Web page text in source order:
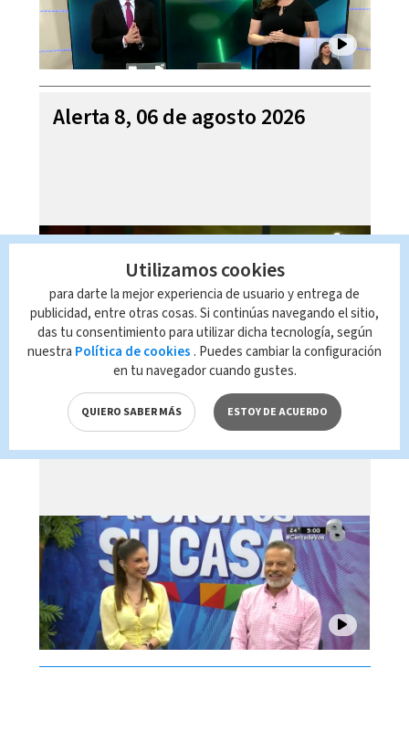
Alerta 8, 06 de agosto 2026
Mi Casa es su Casa, 06 de
agosto 2026
Utilizamos cookies
para darte la mejor experiencia de usuario y entrega de
publicidad, entre otras cosas. Si continúas navegando el sitio,
das tu consentimiento para utilizar dicha tecnología, según
nuestra Política de cookies . Puedes cambiar la configuración
en tu navegador cuando gustes.
QUIERO SABER MÁS ESTOY DE ACUERDO